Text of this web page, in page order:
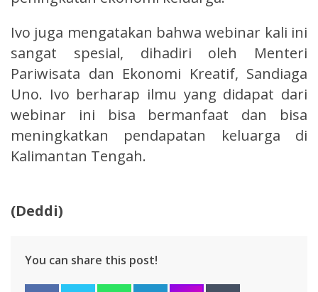
Ivo juga mengatakan bahwa webinar kali ini
sangat spesial, dihadiri oleh Menteri
Pariwisata dan Ekonomi Kreatif, Sandiaga
Uno. Ivo berharap ilmu yang didapat dari
webinar ini bisa bermanfaat dan bisa
meningkatkan pendapatan keluarga di
Kalimantan Tengah.
(Deddi)
You can share this post!